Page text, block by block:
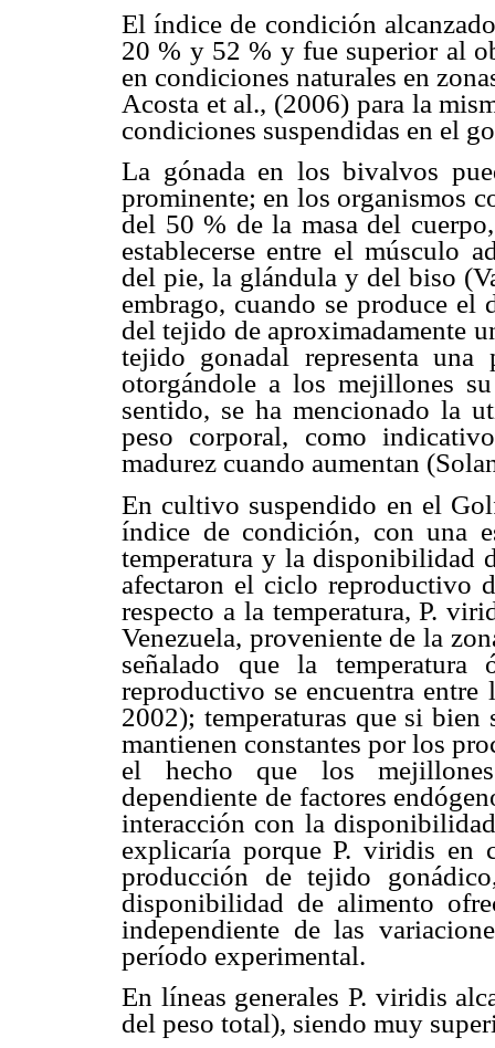
El índice de condición
20 % y 52 % y fue superior al
en condiciones naturales en
Acosta et al., (2006) para la
condiciones suspendidas en el
La gónada en los bivalvos
prominente; en los organismos
del 50 % de la masa del
establecerse entre el músculo
del pie, la glándula y del biso
embrago, cuando se produce el
del tejido de aproximadamente
tejido gonadal representa
otorgándole a los mejillones
sentido, se ha mencionado la
peso corporal, como
madurez cuando aumentan
En cultivo suspendido en el
índice de condición, con una
temperatura y la disponibilidad
afectaron el ciclo reproductivo
respecto a la temperatura, P.
Venezuela, proveniente de la
señalado que la
reproductivo se encuentra
2002); temperaturas que si
mantienen constantes por los
el hecho que los
dependiente de factores
interacción con la
explicaría porque P. viridis en
producción de tejido
disponibilidad de alimento
independiente de las
período experimental.
En líneas generales P. viridis
del peso total), siendo muy